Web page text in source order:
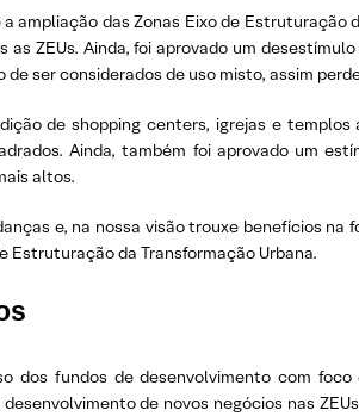
das Zonas Eixo de Estruturação
ZEUs. Ainda, foi aprovado um
ser considerados de uso misto, assim
de shopping centers, igrejas e
Ainda, também foi aprovado um
altos.
e, na nossa visão trouxe benefícios
Estruturação da Transformação Urbana.
dos fundos de desenvolvimento com
de novos negócios nas